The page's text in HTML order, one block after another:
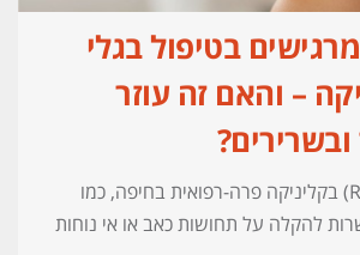
בטיפול בגלי
– והאם זה עוזר
טיפול בגלי רדיו (RF) בקליניקה פרה-רפואית בחיפה, כמו
להקלה על תחושות כאב או אי נוחות